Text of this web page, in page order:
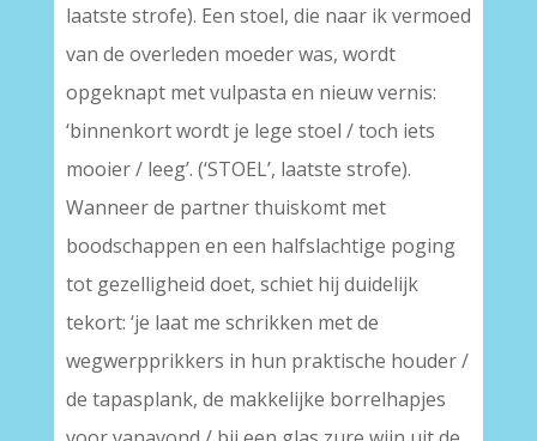
laatste strofe). Een stoel, die naar ik vermoed
van de overleden moeder was, wordt
opgeknapt met vulpasta en nieuw vernis:
‘binnenkort wordt je lege stoel / toch iets
mooier / leeg’. (‘STOEL’, laatste strofe).
Wanneer de partner thuiskomt met
boodschappen en een halfslachtige poging
tot gezelligheid doet, schiet hij duidelijk
tekort: ‘je laat me schrikken met de
wegwerpprikkers in hun praktische houder /
de tapasplank, de makkelijke borrelhapjes